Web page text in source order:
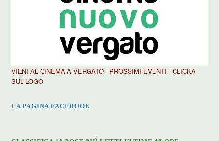
VIENI AL CINEMA A VERGATO - PROSSIMI EVENTI - CLICKA
SUL LOGO
LA PAGINA FACEBOOK